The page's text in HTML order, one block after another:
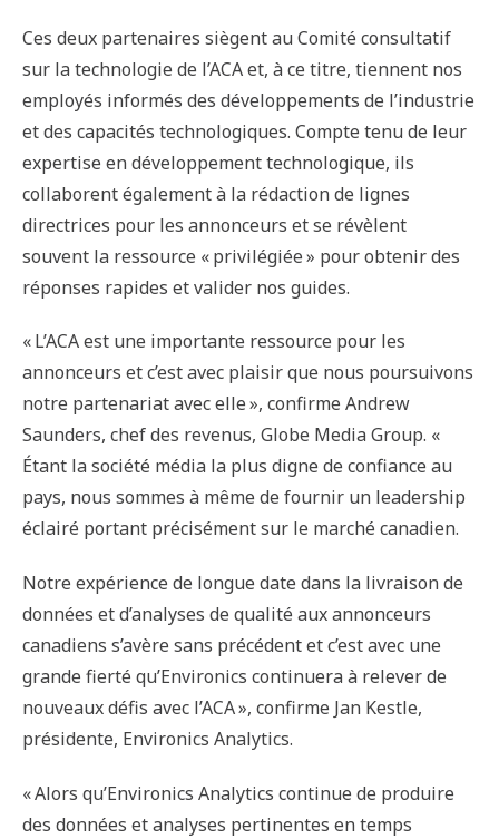
Ces deux partenaires siègent au Comité consultatif
sur la technologie de l’ACA et, à ce titre, tiennent nos
employés informés des développements de l’industrie
et des capacités technologiques. Compte tenu de leur
expertise en développement technologique, ils
collaborent également à la rédaction de lignes
directrices pour les annonceurs et se révèlent
souvent la ressource « privilégiée » pour obtenir des
réponses rapides et valider nos guides.
« L’ACA est une importante ressource pour les
annonceurs et c’est avec plaisir que nous poursuivons
notre partenariat avec elle », confirme Andrew
Saunders, chef des revenus, Globe Media Group. «
Étant la société média la plus digne de confiance au
pays, nous sommes à même de fournir un leadership
éclairé portant précisément sur le marché canadien.
Notre expérience de longue date dans la livraison de
données et d’analyses de qualité aux annonceurs
canadiens s’avère sans précédent et c’est avec une
grande fierté qu’Environics continuera à relever de
nouveaux défis avec l’ACA », confirme Jan Kestle,
présidente, Environics Analytics.
« Alors qu’Environics Analytics continue de produire
des données et analyses pertinentes en temps